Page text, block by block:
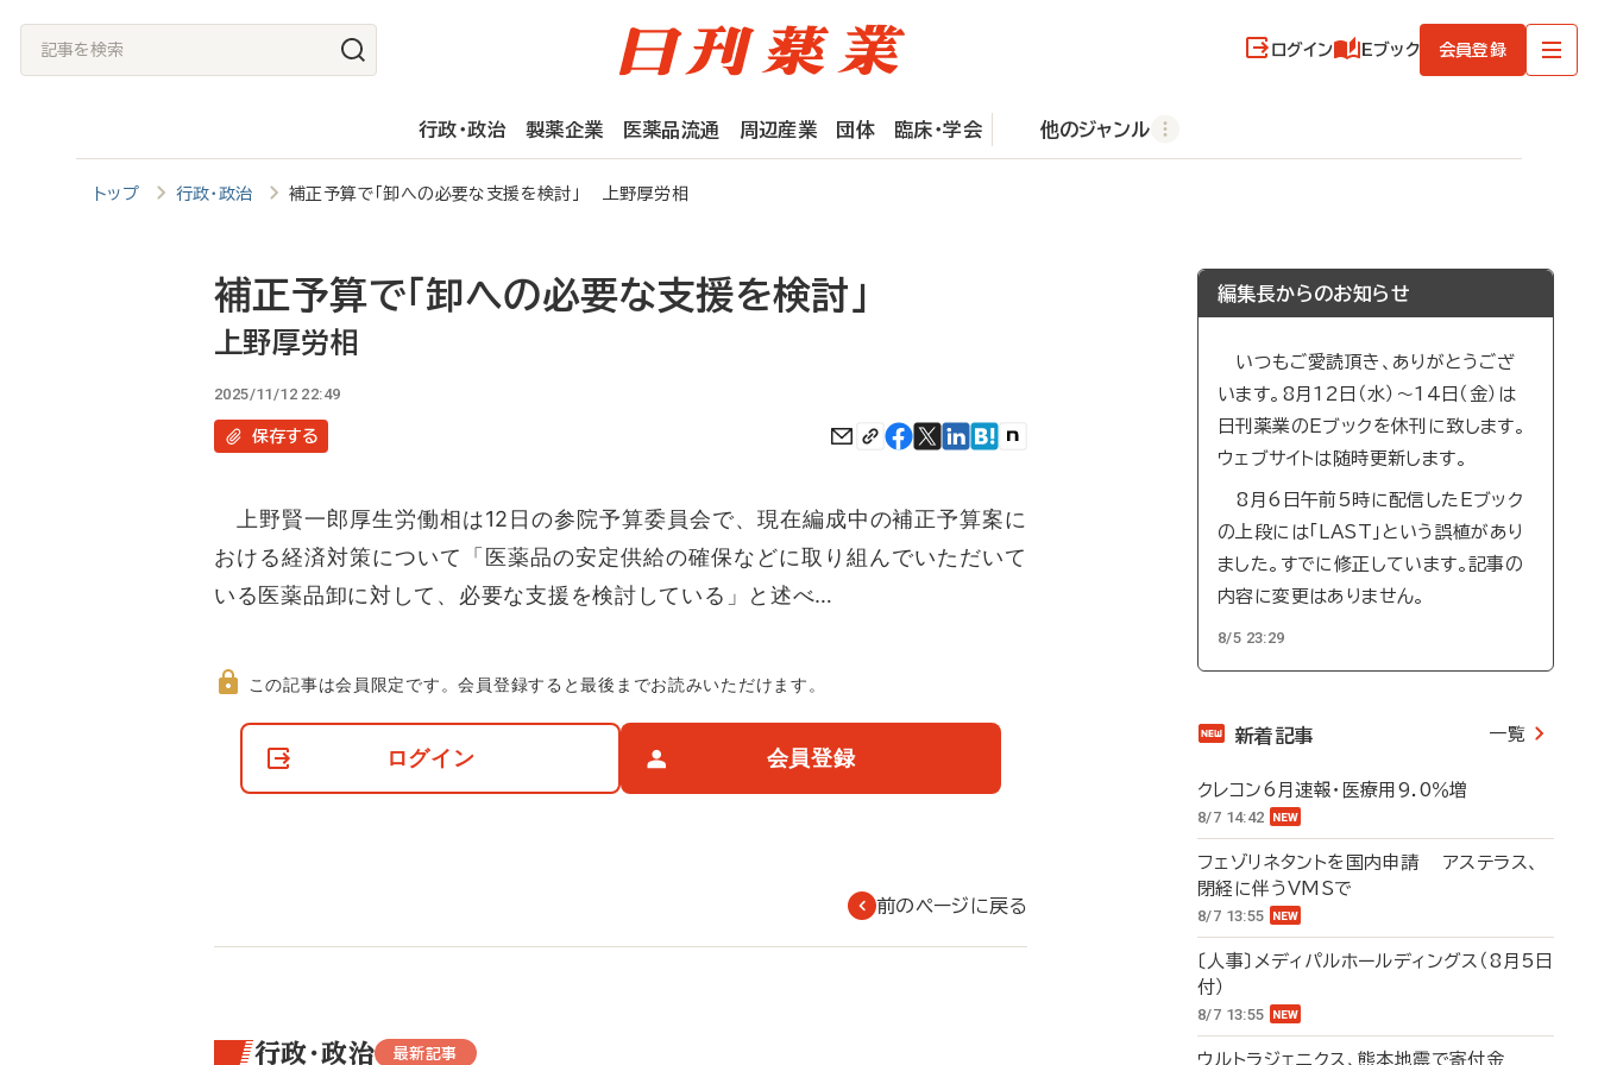
記
事
ログイン Eブック 会員登録
行政・政治 製薬企業 医薬品流通 周辺産業 団体 臨床・学会 他のジャンル
トップ 行政・政治 補正予算で「卸への必要な支援を検討」 上野厚労相
補正予算で「卸への必要な支援を検討」
上野厚労相
2025/11/12 22:49
保存する
上野賢一郎厚生労働相は12日の参院予算委員会で、現在編成中の補正予算案に
おける経済対策について「医薬品の安定供給の確保などに取り組んでいただいて
いる医薬品卸に対して、必要な支援を検討している」と述べ…
て
この記事は会員限定です。会員登録すると最後までお読みいただけます。
ログイン 会員登録
前のページに戻る
行政・政治 最新記事
編集長からのお知らせ
いつもご愛読頂き、ありがとうござ
います。8月12日（水）～14日（金）は
日刊薬業のEブックを休刊に致します。
ウェブサイトは随時更新します。
8月6日午前5時に配信したEブック
の上段には「LAST」という誤植があり
ました。すでに修正しています。記事の
内容に変更はありません。
8/5 23:29
新着記事 一覧
クレコン6月速報・医療用9.0％増
8/7 14:42
フェゾリネタントを国内申請 アステラス、
閉経に伴うVMSで
8/7 13:55
〔人事〕メディパルホールディングス（8月5日
付）
8/7 13:55
ウルトラジェニクス、熊本地震で寄付金